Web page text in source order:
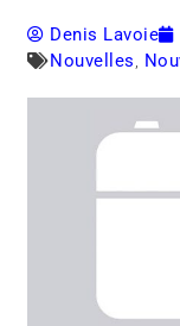
Denis Lavoie
Nouvelles,